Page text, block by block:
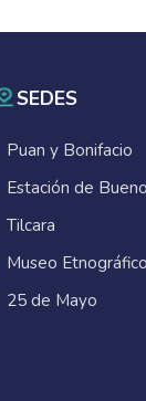
SEDES
Puan y Bonifacio
Estación de
Tilcara
Museo Etnográfico
25 de Mayo